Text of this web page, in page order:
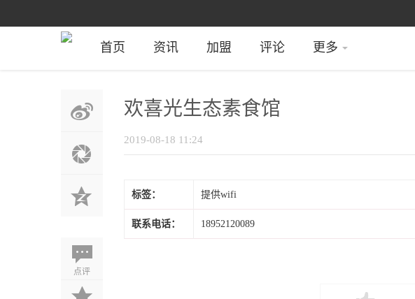
首页 资讯 加盟 评论 更多
点评
欢喜光生态素食馆
2019-08-18 11:24
标签： 提供wifi
联系电话： 18952120089